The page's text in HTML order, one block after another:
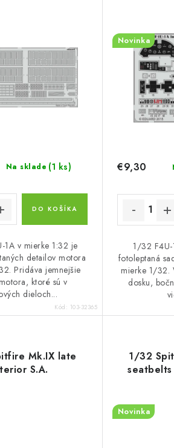
Na sklade (1 ks)
DO KOŠÍKA
1A v mierke 1:32 je
detailov motora
Pridáva jemnejšie
ktoré sú v
dieloch...
Kód: 103-32365
Novinka
€9,30
1/32
fotoleptaná
mierke 1/32.
dosku,
Mk.IX late
S.A.
1/32
Novinka